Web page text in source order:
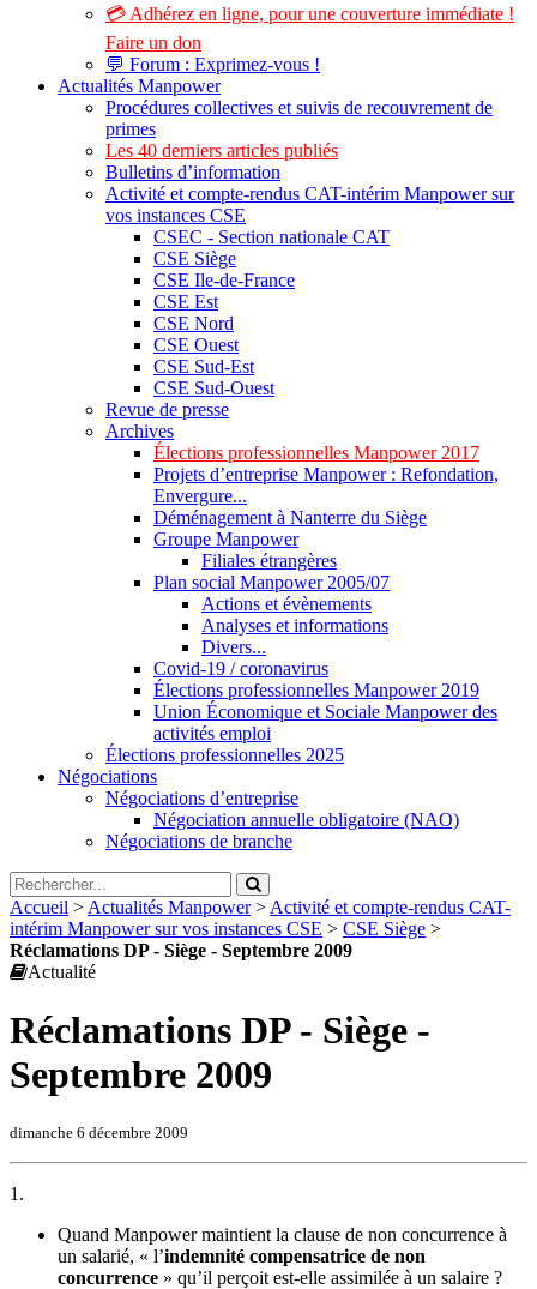
💳 Adhérez en ligne, pour une couverture immédiate !
Faire un don
💬 Forum : Exprimez-vous !
Actualités Manpower
Procédures collectives et suivis de recouvrement de
primes
Les 40 derniers articles publiés
Bulletins d’information
Activité et compte-rendus CAT-intérim Manpower sur
vos instances CSE
CSEC - Section nationale CAT
CSE Siège
CSE Ile-de-France
CSE Est
CSE Nord
CSE Ouest
CSE Sud-Est
CSE Sud-Ouest
Revue de presse
Archives
Élections professionnelles Manpower 2017
Projets d’entreprise Manpower : Refondation,
Envergure...
Déménagement à Nanterre du Siège
Groupe Manpower
Filiales étrangères
Plan social Manpower 2005/07
Actions et évènements
Analyses et informations
Divers...
Covid-19 / coronavirus
Élections professionnelles Manpower 2019
Union Économique et Sociale Manpower des
activités emploi
Élections professionnelles 2025
Négociations
Négociations d’entreprise
Négociation annuelle obligatoire (NAO)
Négociations de branche
Accueil > Actualités Manpower> Activité et compte-rendus CAT-
intérim Manpower sur vos instances CSE > CSE Siège >
Réclamations DP - Siège - Septembre 2009
Actualité
Réclamations DP - Siège -
Septembre 2009
dimanche 6 décembre 2009
1.
Quand Manpower maintient la clause de non concurrence à
un salarié, « l’indemnité compensatrice de non
concurrence » qu’il perçoit est-elle assimilée à un salaire ?